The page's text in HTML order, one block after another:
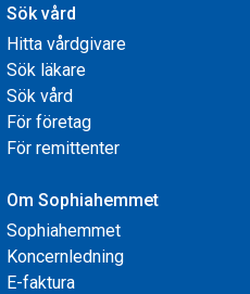
Sök vård
Hitta vårdgivare
Sök läkare
Sök vård
För företag
För remittenter
Om Sophiahemmet
Sophiahemmet
Koncernledning
E-faktura